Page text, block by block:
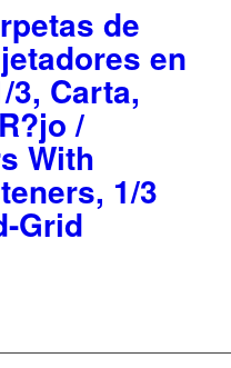
de
en
3, Carta,
/
With
1/3
Grid